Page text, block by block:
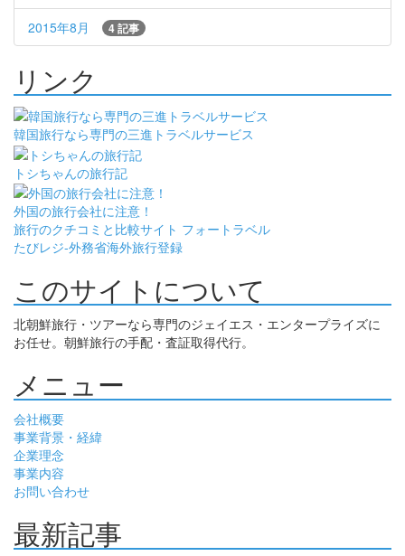
2015年8月 4 記事
リンク
韓国旅行なら専門の三進トラベルサービス
トシちゃんの旅行記
外国の旅行会社に注意！
旅行のクチコミと比較サイト フォートラベル
たびレジ-外務省海外旅行登録
このサイトについて
北朝鮮旅行・ツアーなら専門のジェイエス・エンタープライズに
お任せ。朝鮮旅行の手配・査証取得代行。
メニュー
会社概要
事業背景・経緯
企業理念
事業内容
お問い合わせ
最新記事